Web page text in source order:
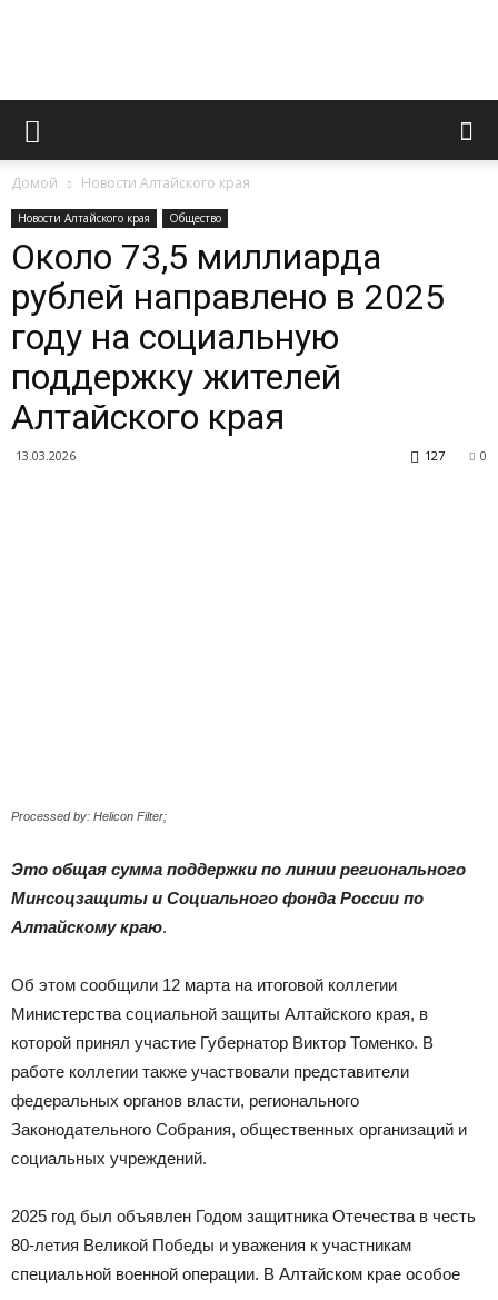
Официальный
газеты
Домой Новости Алтайского края
Новости Алтайского края Общество
Около 73,5 миллиарда
рублей направлено в 2025
году на социальную
поддержку жителей
Алтайского края
13.03.2026 0
127
Processed by: Helicon Filter;
Это общая сумма поддержки по линии регионального
Минсоцзащиты и Социального фонда России по
Алтайскому краю.
Об этом сообщили 12 марта на итоговой коллегии
Министерства социальной защиты Алтайского края, в
которой принял участие Губернатор Виктор Томенко. В
работе коллегии также участвовали представители
федеральных органов власти, регионального
Законодательного Собрания, общественных организаций и
социальных учреждений.
2025 год был объявлен Годом защитника Отечества в честь
80-летия Великой Победы и уважения к участникам
специальной военной операции. В Алтайском крае особое